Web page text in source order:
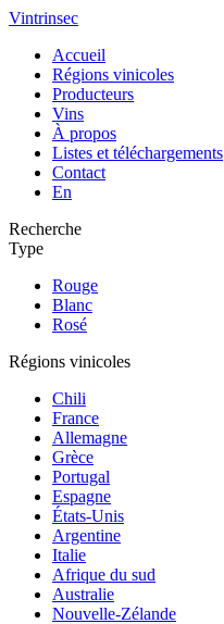
Vintrinsec
Accueil
Régions vinicoles
Producteurs
Vins
À propos
Listes et téléchargements
Contact
En
Recherche
Type
Rouge
Blanc
Rosé
Régions vinicoles
Chili
France
Allemagne
Grèce
Portugal
Espagne
États-Unis
Argentine
Italie
Afrique du sud
Australie
Nouvelle-Zélande